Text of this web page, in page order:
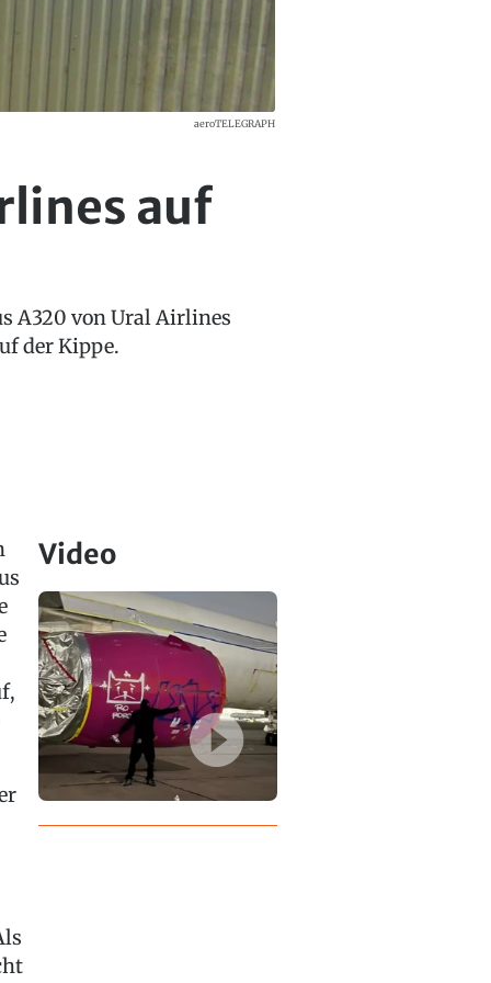
aeroTELEGRAPH
auf
A320 von Ural Airlines
der Kippe.
Video